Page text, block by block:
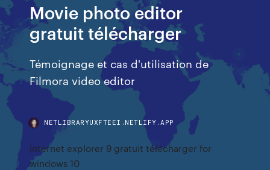
Movie photo editor
gratuit télécharger
Témoignage et cas d'utilisation de
Filmora video editor
NETLIBRARYUXFTEEI.NETLIFY.APP
Internet explorer 9 gratuit télécharger for
windows 10